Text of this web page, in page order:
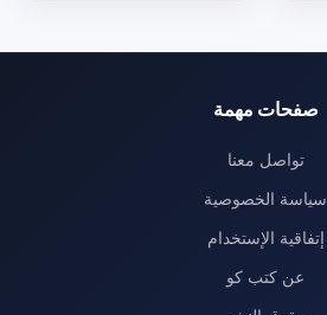
صفحات مهمة
تواصل معنا
سياسة الخصوصية
إتفاقية الإستخدام
عن كتب كو